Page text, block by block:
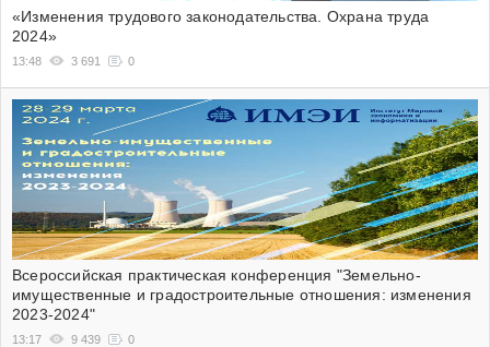
«Изменения трудового законодательства. Охрана труда
2024»
13:48 3 691 0
Всероссийская практическая конференция "Земельно-
имущественные и градостроительные отношения: изменения
2023-2024"
13:17 9 439 0